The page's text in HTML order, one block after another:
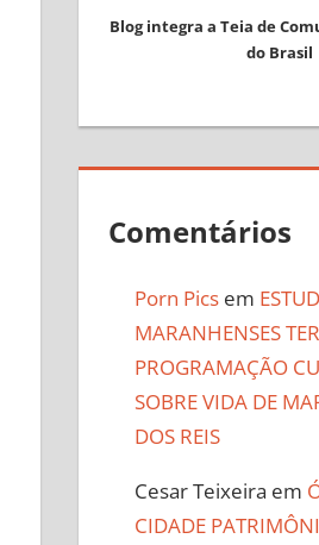
Blog integra a Teia de
do Brasil
Comentários
Porn Picsem
MARANHENSES
PROGRAMAÇÃO
SOBRE VIDA DE
DOS REIS
Cesar Teixeira em
CIDADE